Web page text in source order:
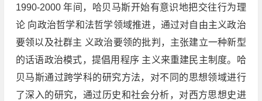
1990-2000 年间，哈贝马斯开始有意识地把交往行为理
论 向政治哲学和法哲学领域推进，通过对自由主义政治
要领以及社群主 义政治要领的批判，主张建立一种新型
的话语政治模式，提倡用程序 主义来重建民主制度。哈
贝马斯通过跨学科的研究方法，对不同的思想领域进行
了深入的研究，通过历史和社会分析，对西方思想史进